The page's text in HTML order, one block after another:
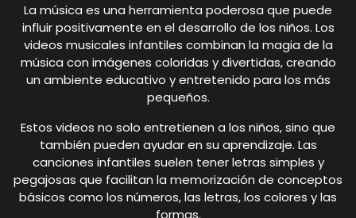
La música es una herramienta poderosa que puede
influir positivamente en el desarrollo de los niños. Los
videos musicales infantiles combinan la magia de la
música con imágenes coloridas y divertidas, creando
un ambiente educativo y entretenido para los más
pequeños.
Estos videos no solo entretienen a los niños, sino que
también pueden ayudar en su aprendizaje. Las
canciones infantiles suelen tener letras simples y
pegajosas que facilitan la memorización de conceptos
básicos como los números, las letras, los colores y las
formas.